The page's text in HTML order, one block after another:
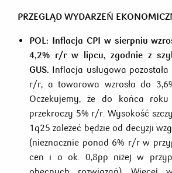
PRZEGLĄD WYDARZEŃ
POL: Inflacja CPI w sierpniu
4,2% r/r w lipcu, zgodnie z
GUS. Inflacja usługowa
r/r, a towarowa wzrosła do
Oczekujemy, że do końca
przekroczy 5% r/r. Wysokość
1q25 zależeć będzie od decyzji
(nieznacznie ponad 6% r/r w
cen i o ok. 0,8pp niżej w